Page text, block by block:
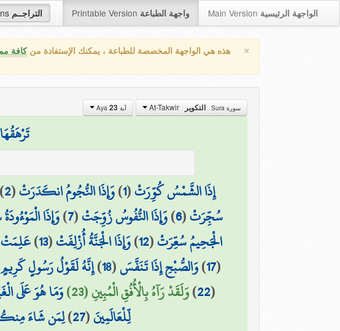
التراجــم Printable Version واجهة الطباعة Main Version الواجهة الرئيسية
× هذه هي الواجهة المخصصة للطباعة ، يمكنك الإستفادة منكافة
سورة Sura التكوير آية Aya 23
إِذَا الشَّمْسُ كُوِّرَتْ(
1
)وَإِذَا النُّجُومُ انكَدَرَتْ(
2
سُجِّرَتْ(
6
)وَإِذَا النُّفُوسُ زُوِّجَتْ(
7
)وَإِذَا
الْجَحِيمُ سُعِّرَتْ(
12
)وَإِذَا الْجَنَّةُ أُزْلِفَتْ(
13
)
(
17
)وَالصُّبْحِ إِذَا تَنَفَّسَ(
18
)إِنَّهُ لَقَوْلُ رَسُولٍ كَرِيمٍ
(
22
)وَلَقَدْ رَآهُ بِالْأُفُقِ الْمُبِينِ (23) وَمَا هُوَ عَلَى
لِّلْعَالَمِينَ(
27
)لِمَن شَاءَ